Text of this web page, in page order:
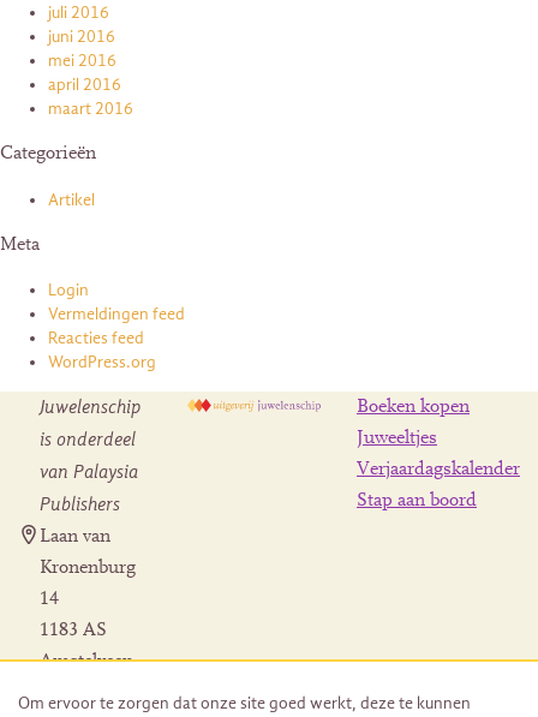
juli 2016
juni 2016
mei 2016
april 2016
maart 2016
Categorieën
Artikel
Meta
Login
Vermeldingen feed
Reacties feed
WordPress.org
Juwelenschip
is onderdeel
van Palaysia
Publishers
Laan van
Kronenburg
14
1183 AS
Amstelveen
Boeken kopen
Juweeltjes
Verjaardagskalender
Stap aan boord
Om ervoor te zorgen dat onze site goed werkt, deze te kunnen